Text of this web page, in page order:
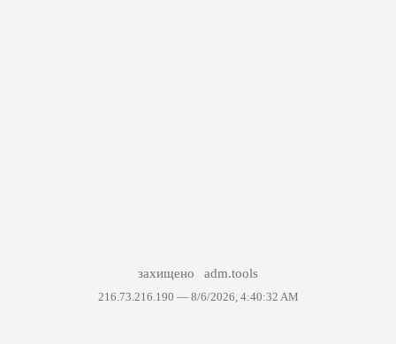
захищено adm.tools
216.73.216.190 — 8/6/2026, 4:40:32 AM